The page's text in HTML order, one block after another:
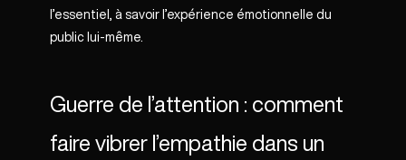
l’essentiel, à savoir l’expérience émotionnelle du
public lui-même.
Guerre de l’attention : comment
faire vibrer l’empathie dans un